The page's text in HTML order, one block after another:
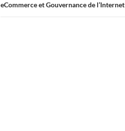
eCommerce et Gouvernance de l’Internet